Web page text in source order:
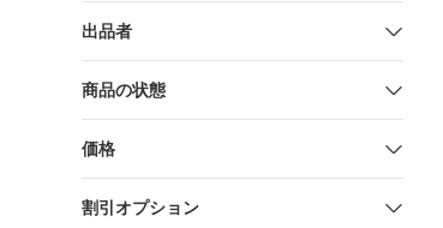
出品者
商品の状態
価格
割引オプション